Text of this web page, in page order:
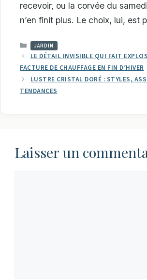
recevoir, ou la corvée du
n’en finit plus. Le choix, lui, est
CATÉGORIES
JARDIN
LE DÉTAIL INVISIBLE QUI FAIT
FACTURE DE CHAUFFAGE EN FIN D’HIVER
LUSTRE CRISTAL DORÉ : STYLES,
TENDANCES
Laisser un